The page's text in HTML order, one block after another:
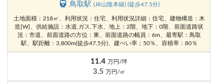
鳥取駅(JR山陰本線) (徒歩47.5分)
土地面積：218㎡、利用状況：住宅、利用状況詳細：住宅、建物構造：木
造[W]、供給施設：水道,ガス,下水、地上：2階、地下：0階、前面道路状
況：市道、前面道路の方位：東、前面道路の幅員：6m、最寄駅：鳥取
駅、駅距離：3,800m(徒歩47.5分)、建ぺい率；50％、容積率：80％
11.4 万円/坪
3.5 万円/㎡